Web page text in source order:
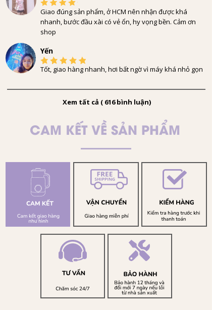
Giao đúng sản phẩm, ở HCM nên nhận được khá
nhanh, bước đầu xài có vẻ ổn, hy vọng bền. Cảm ơn
shop
Tốt, giao hàng nhanh, hơi bất ngờ vì máy khá nhỏ gọn
Yến
Xem tất cả ( 616 bình luận)
CAM KẾT VỀ SẢN PHẨM